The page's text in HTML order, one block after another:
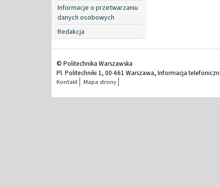
Informacje o przetwarzaniu
danych osobowych
Redakcja
© Politechnika Warszawska
Pl. Politechniki 1, 00-661 Warszawa, Informacja
Kontakt Mapa strony